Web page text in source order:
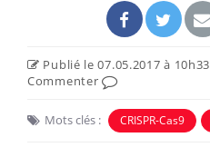
Publié le 07.05.2017 à 10h33
Commenter
Mots clés : CRISPR-Cas9